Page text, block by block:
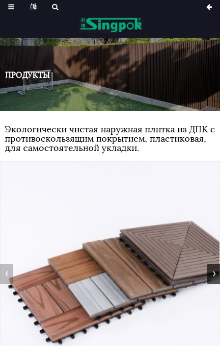
ПРОДУКТЫ
Экологически чистая наружная плитка из ДПК с
противоскользящим покрытием, пластиковая,
для самостоятельной укладки.